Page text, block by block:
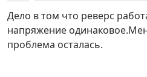
Дело в том что реверс
напряжение
проблема осталась.